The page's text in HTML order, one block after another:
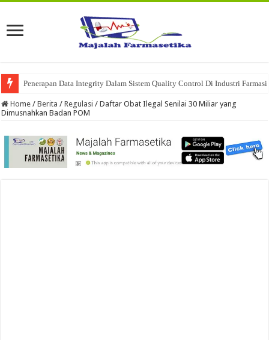
Penerapan Data Integrity Dalam Sistem Quality Control Di Industri Farmasi
Home / Berita / Regulasi / Daftar Obat Ilegal Senilai 30 Miliar yang
Dimusnahkan Badan POM